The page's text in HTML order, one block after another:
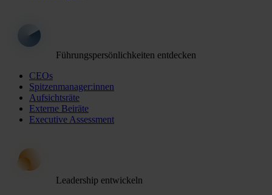
Führungspersönlichkeiten entdecken
CEOs
Spitzenmanager:innen
Aufsichtsräte
Externe Beiräte
Executive Assessment
Leadership entwickeln